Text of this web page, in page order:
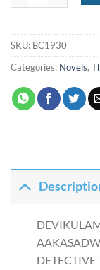
SKU: BC1930
Categories: Novels,
DETECTIVE